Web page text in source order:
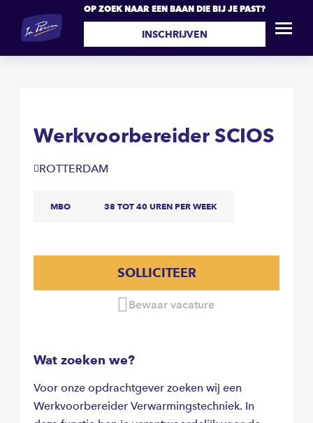
OP ZOEK NAAR EEN BAAN DIE BIJ JE PAST?
INSCHRIJVEN
Werkvoorbereider SCIOS
ROTTERDAM
MBO 38 TOT 40 UREN PER WEEK
SOLLICITEER
Bewaar vacature
Wat zoeken we?
Voor onze opdrachtgever zoeken wij een
Werkvoorbereider Verwarmingstechniek. In
Werkvoorbereider SCIOS SOLLICITEER